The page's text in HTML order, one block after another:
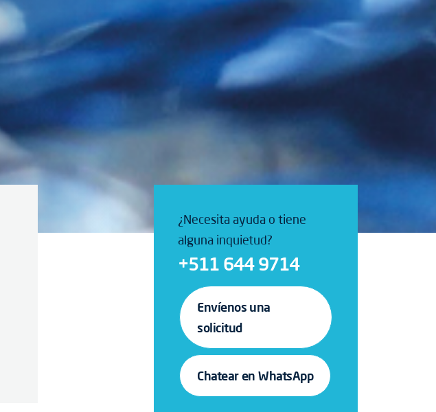
¿Necesita ayuda o tiene
alguna inquietud?
+511 644 9714
Envíenos una
solicitud
Chatear en WhatsApp